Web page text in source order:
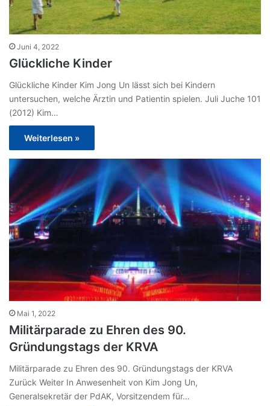
Juni 4, 2022
Glückliche Kinder
Glückliche Kinder Kim Jong Un lässt sich bei Kindern
untersuchen, welche Ärztin und Patientin spielen. Juli Juche 101
(2012) Kim…
Weiterlesen »
Mai 1, 2022
Militärparade zu Ehren des 90.
Gründungstags der KRVA
Militärparade zu Ehren des 90. Gründungstags der KRVA
Zurück Weiter In Anwesenheit von Kim Jong Un,
Generalsekretär der PdAK, Vorsitzendem für…